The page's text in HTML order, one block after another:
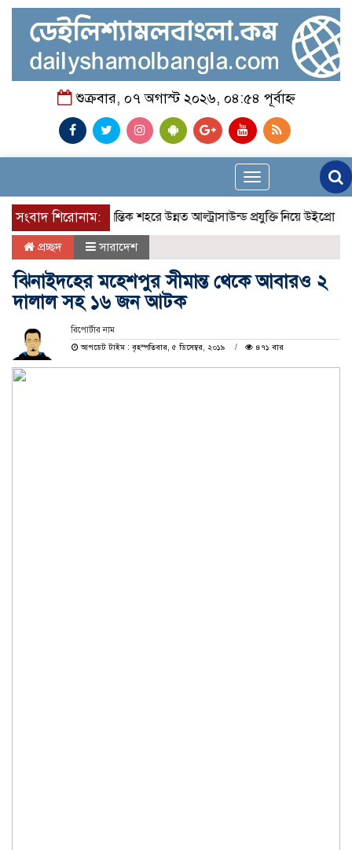
শুক্রবার, ০৭ অগাস্ট ২০২৬, ০৪:৫৪ পূর্বাহ্ন
Toggle
navigation
সংবাদ শিরোনাম:প্রান্তিক শহরে উন্নত আল্ট্রাসাউন্ড প্রযুক্তি নিয়ে উইপ্রো জিই
প্রচ্ছদ সারাদেশ
ঝিনাইদহের মহেশপুর সীমান্ত থেকে আবারও ২
দালাল সহ ১৬ জন আটক
রিপোর্টার নাম
আপডেট টাইম : বৃহস্পতিবার, ৫ ডিসেম্বর, ২০১৯
৪৭১ বার